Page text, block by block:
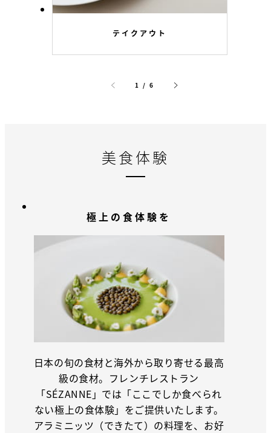
テイクアウト
1 / 6
美食体験
極上の食体験を
日本の旬の食材と海外から取り寄せる最高
級の食材。フレンチレストラン
「SÉZANNE」では「ここでしか食べられ
ない極上の食体験」をご提供いたします。
アラミニッツ（できたて）の料理を、お好